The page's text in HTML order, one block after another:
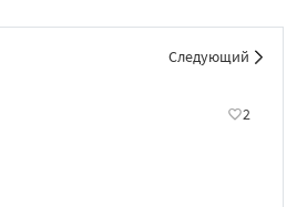
Следующий
2